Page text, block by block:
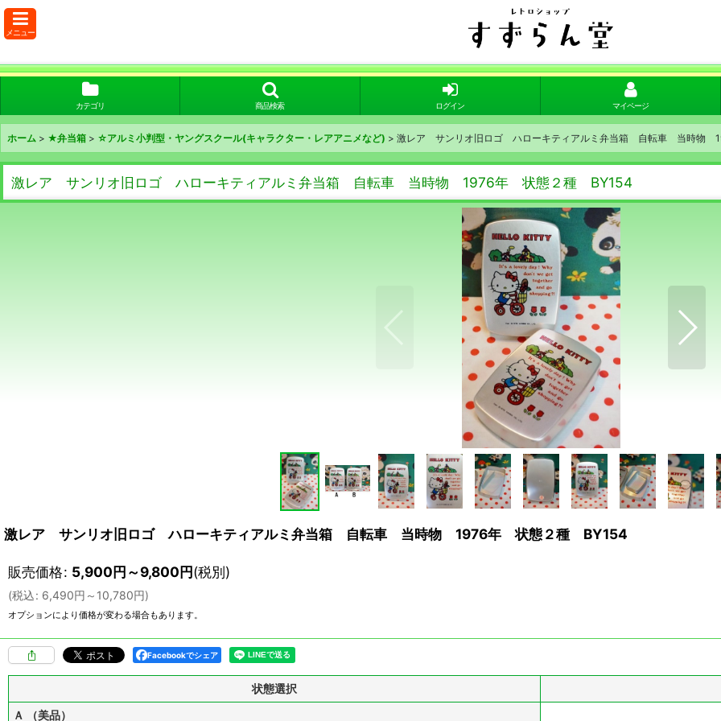
メニュー
カテゴリ 商品検索 ログイン マイページ
ホーム > ★弁当箱 > ☆アルミ小判型・ヤングスクール(キャラクター・レアアニメなど) > 激レア サンリオ旧ロゴ ハローキティアルミ弁当箱 自転車 当時物
激レア サンリオ旧ロゴ ハローキティアルミ弁当箱 自転車 当時物 1976年 状態２種 BY154
激レア サンリオ旧ロゴ ハローキティアルミ弁当箱 自転車 当時物 1976年 状態２種 BY154
販売価格: 5,900円～9,800円(税別)
(税込: 6,490円 ～10,780円)
オプションにより価格が変わる場合もあります。
Facebookでシェア
状態選択
Ａ （美品）